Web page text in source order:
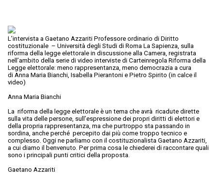
L’intervista a Gaetano Azzariti Professore ordinario di Diritto
costituzionale – Università degli Studi di Roma La Sapienza, sulla
riforma della legge elettorale in discussione alla Camera, registrata
nell’ambito della serie di video interviste di Carteinregola Riforma della
Legge elettorale: meno rappresentanza, meno democrazia a cura
di Anna Maria Bianchi, Isabella Pierantoni e Pietro Spirito (in calce il
video)
Anna Maria Bianchi
La riforma della legge elettorale è un tema che avrà ricadute dirette
sulla vita delle persone, sull’espressione dei propri diritti di elettori e
della propria rappresentanza, ma che purtroppo sta passando in
sordina, anche perché percepito dai più come troppo tecnico e
complesso. Oggi ne parliamo con il costituzionalista Gaetano Azzariti,
a cui diamo il benvenuto. Per prima cosa le chiederei di raccontare quali
sono i principali punti critici della proposta.
Gaetano Azzariti